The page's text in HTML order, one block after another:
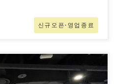
신규오픈⋅영업종료